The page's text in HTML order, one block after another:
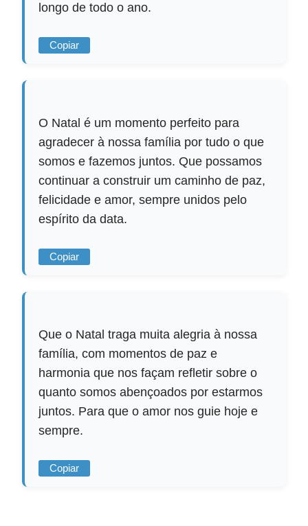
longo de todo o ano.
Copiar
O Natal é um momento perfeito para
agradecer à nossa família por tudo o que
somos e fazemos juntos. Que possamos
continuar a construir um caminho de paz,
felicidade e amor, sempre unidos pelo
espírito da data.
Copiar
Que o Natal traga muita alegria à nossa
família, com momentos de paz e
harmonia que nos façam refletir sobre o
quanto somos abençoados por estarmos
juntos. Para que o amor nos guie hoje e
sempre.
Copiar